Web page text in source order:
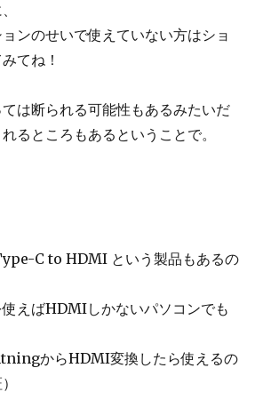
ンのせいで使えていない方はショ
てね！
は断られる可能性もあるみたいだ
るところもあるということで。
C to HDMI という製品もあるの
えばHDMIしかないパソコンでも
からHDMI変換したら使えるの